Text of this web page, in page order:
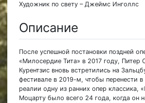
Художник по свету – Джеймс Инголлс
Описание
После успешной постановки поздней
«Милосердие Тита» в 2017 году, Питер
Курентзис вновь встретились на
фестивале в 2019-м, чтобы перенести
реалии одну из ранних опер классика,
Моцарту было всего 24 года, когда он